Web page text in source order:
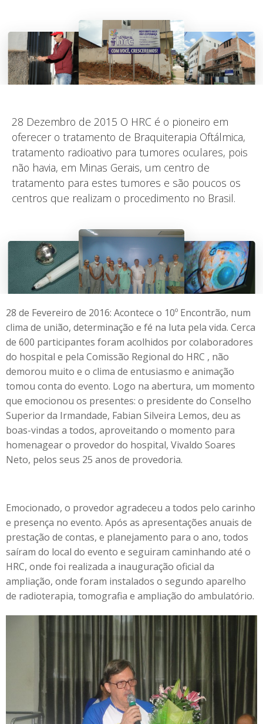
28 Dezembro de 2015 O HRC é o pioneiro em
oferecer o tratamento de Braquiterapia Oftálmica,
tratamento radioativo para tumores oculares, pois
não havia, em Minas Gerais, um centro de
tratamento para estes tumores e são poucos os
centros que realizam o procedimento no Brasil.
28 de Fevereiro de 2016: Acontece o 10º Encontrão, num
clima de união, determinação e fé na luta pela vida. Cerca
de 600 participantes foram acolhidos por colaboradores
do hospital e pela Comissão Regional do HRC , não
demorou muito e o clima de entusiasmo e animação
tomou conta do evento. Logo na abertura, um momento
que emocionou os presentes: o presidente do Conselho
Superior da Irmandade, Fabian Silveira Lemos, deu as
boas-vindas a todos, aproveitando o momento para
homenagear o provedor do hospital, Vivaldo Soares
Neto, pelos seus 25 anos de provedoria.
Emocionado, o provedor agradeceu a todos pelo carinho
e presença no evento. Após as apresentações anuais de
prestação de contas, e planejamento para o ano, todos
saíram do local do evento e seguiram caminhando até o
HRC, onde foi realizada a inauguração oficial da
ampliação, onde foram instalados o segundo aparelho
de radioterapia, tomografia e ampliação do ambulatório.